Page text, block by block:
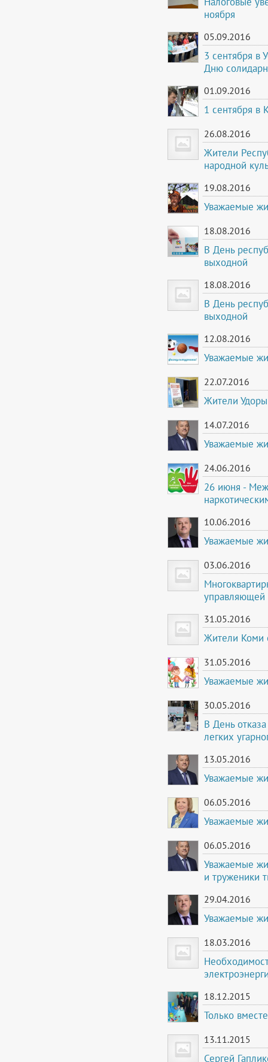
ноября
05.09.2016
3 сентября в
Дню
01.09.2016
1 сентября в
26.08.2016
Жители
народной
19.08.2016
Уважаемые
18.08.2016
В День
выходной
18.08.2016
В День
выходной
12.08.2016
Уважаемые
22.07.2016
Жители
14.07.2016
Уважаемые
24.06.2016
26 июня -
10.06.2016
Уважаемые
03.06.2016
управляющей
31.05.2016
Жители Коми
31.05.2016
Уважаемые
30.05.2016
В День
легких
13.05.2016
Уважаемые
06.05.2016
Уважаемые
06.05.2016
Уважаемые
и труженики
29.04.2016
Уважаемые
18.03.2016
18.12.2015
Только
13.11.2015
Сергей